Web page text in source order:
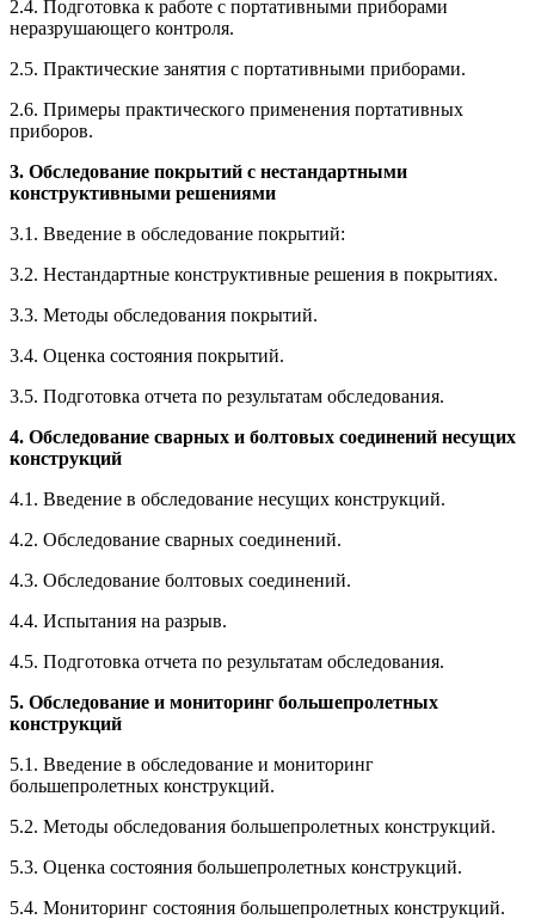
2.4. Подготовка к работе с портативными приборами
неразрушающего контроля.
2.5. Практические занятия с портативными приборами.
2.6. Примеры практического применения портативных
приборов.
3. Обследование покрытий с нестандартными
конструктивными решениями
3.1. Введение в обследование покрытий:
3.2. Нестандартные конструктивные решения в покрытиях.
3.3. Методы обследования покрытий.
3.4. Оценка состояния покрытий.
3.5. Подготовка отчета по результатам обследования.
4. Обследование сварных и болтовых соединений несущих
конструкций
4.1. Введение в обследование несущих конструкций.
4.2. Обследование сварных соединений.
4.3. Обследование болтовых соединений.
4.4. Испытания на разрыв.
4.5. Подготовка отчета по результатам обследования.
5. Обследование и мониторинг большепролетных
конструкций
5.1. Введение в обследование и мониторинг
большепролетных конструкций.
5.2. Методы обследования большепролетных конструкций.
5.3. Оценка состояния большепролетных конструкций.
5.4. Мониторинг состояния большепролетных конструкций.